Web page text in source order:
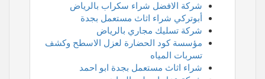
شركة الافضل شراء سكراب بالرياض
أبوتركي شراء اثاث مستعمل بجدة
شركة تسليك مجاري بالرياض
مؤسسة كود الحضارة لعزل الاسطح وكشف
تسربات المياه
شراء اثاث مستعمل بجدة ابو احمد